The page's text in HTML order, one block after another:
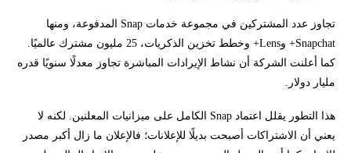
تجاوز عدد المشتركين في مجموعة خدمات Snap المدفوعة، ومنها
Snapchat+ وLens+ وخطط تخزين الذكريات، 25 مليون مشترك عالميًا.
كما أعلنت الشركة أن نشاط الإيرادات المباشرة تجاوز معدلًا سنويًا قدره
مليار دولار.
هذا التطور يقلل اعتماد Snap الكامل على ميزانيات المعلنين. لكنه لا
يعني أن الاشتراكات أصبحت بديلًا للإعلانات؛ فالإعلان ما زال أكبر مصدر